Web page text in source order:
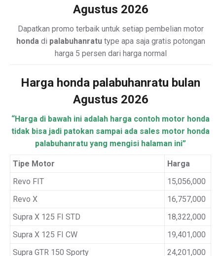
Agustus 2026
Dapatkan promo terbaik untuk setiap pembelian motor
hondadi palabuhanratutype apa saja gratis potongan
harga 5 persen dari harga normal
Harga honda palabuhanratu bulan
Agustus 2026
“Harga di bawah ini adalah harga contoh motor honda
tidak bisa jadi patokan sampai ada sales motor honda
palabuhanratu yang mengisi halaman ini”
Tipe Motor
Harga
Revo FIT
15,056,000
Revo X
16,757,000
Supra X 125 FI STD
18,322,000
Supra X 125 FI CW
19,401,000
Supra GTR 150 Sporty
24,201,000